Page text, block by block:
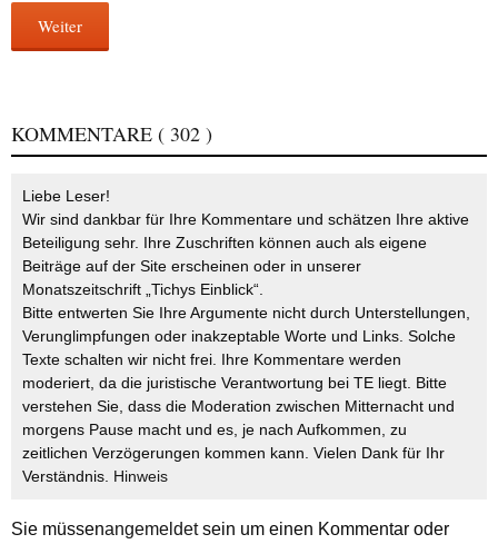
Weiter
KOMMENTARE ( 302 )
Liebe Leser!
Wir sind dankbar für Ihre Kommentare und schätzen Ihre aktive
Beteiligung sehr. Ihre Zuschriften können auch als eigene
Beiträge auf der Site erscheinen oder in unserer
Monatszeitschrift „Tichys Einblick“.
Bitte entwerten Sie Ihre Argumente nicht durch Unterstellungen,
Verunglimpfungen oder inakzeptable Worte und Links. Solche
Texte schalten wir nicht frei. Ihre Kommentare werden
moderiert, da die juristische Verantwortung bei TE liegt. Bitte
verstehen Sie, dass die Moderation zwischen Mitternacht und
morgens Pause macht und es, je nach Aufkommen, zu
zeitlichen Verzögerungen kommen kann. Vielen Dank für Ihr
Verständnis. Hinweis
Sie müssenangemeldetsein um einen Kommentar oder